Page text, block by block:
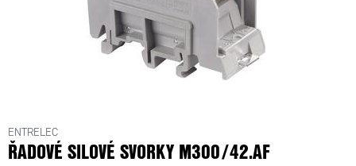
ENTRELEC
ŘADOVÉ SILOVÉ SVORKY M300/42.AF